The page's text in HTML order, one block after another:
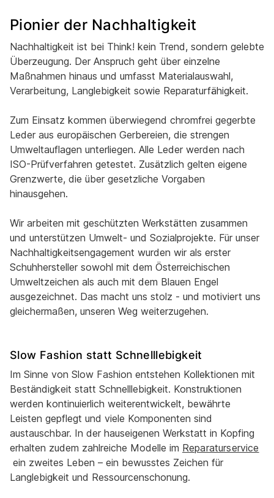
Pionier der Nachhaltigkeit
Nachhaltigkeit ist bei Think! kein Trend, sondern gelebte
Überzeugung. Der Anspruch geht über einzelne
Maßnahmen hinaus und umfasst Materialauswahl,
Verarbeitung, Langlebigkeit sowie Reparaturfähigkeit.
Zum Einsatz kommen überwiegend chromfrei gegerbte
Leder aus europäischen Gerbereien, die strengen
Umweltauflagen unterliegen. Alle Leder werden nach
ISO-Prüfverfahren getestet. Zusätzlich gelten eigene
Grenzwerte, die über gesetzliche Vorgaben
hinausgehen.
Wir arbeiten mit geschützten Werkstätten zusammen
und unterstützen Umwelt- und Sozialprojekte. Für unser
Nachhaltigkeitsengagement wurden wir als erster
Schuhhersteller sowohl mit dem Österreichischen
Umweltzeichen als auch mit dem Blauen Engel
ausgezeichnet. Das macht uns stolz - und motiviert uns
gleichermaßen, unseren Weg weiterzugehen.
Slow Fashion statt Schnelllebigkeit
Im Sinne von Slow Fashion entstehen Kollektionen mit
Beständigkeit statt Schnelllebigkeit. Konstruktionen
werden kontinuierlich weiterentwickelt, bewährte
Leisten gepflegt und viele Komponenten sind
austauschbar. In der hauseigenen Werkstatt in Kopfing
erhalten zudem zahlreiche Modelle im Reparaturservice
ein zweites Leben – ein bewusstes Zeichen für
Langlebigkeit und Ressourcenschonung.